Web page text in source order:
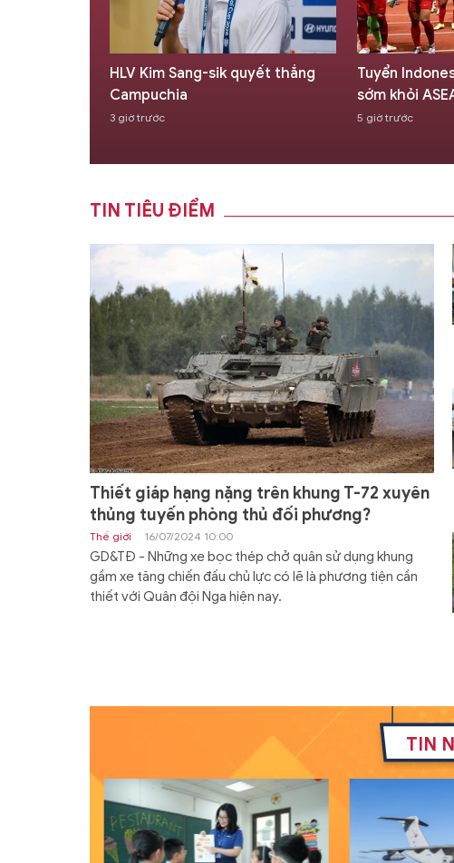
HLV Kim Sang-sik quyết thắng
Campuchia
3 giờ trước
Tuyển
sớm khỏi
5 giờ trước
TIN TIÊU ĐIỂM
Thiết giáp hạng nặng trên khung T-72 xuyên
thủng tuyến phòng thủ đối phương?
Thế giới 16/07/2024 10:00
GD&TĐ - Những xe bọc thép chở quân sử dụng khung
gầm xe tăng chiến đấu chủ lực có lẽ là phương tiện cần
thiết với Quân đội Nga hiện nay.
TIN